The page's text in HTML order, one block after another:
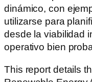
dinámico, con
utilizarse para
desde la viabilidad
operativo bien
This report details